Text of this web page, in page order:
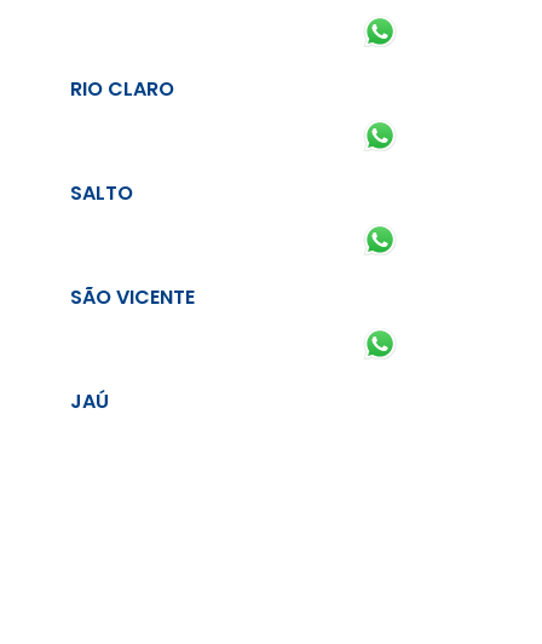
RIO CLARO
SALTO
SÃO VICENTE
JAÚ